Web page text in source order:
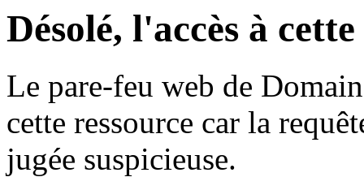
Désolé, l'accès à
Le pare-feu web de
cette ressource car la
jugée suspicieuse.